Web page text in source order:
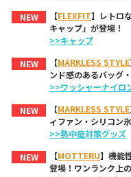
NEW
【FLEXFIT】レトロ
キャップ」が登場！
>>キャップ
NEW
【MARKLESS STYLE
ンド感のあるバッグ
>>ワッシャーナイロ
NEW
【MARKLESS STYLE
ィファン・シリコン
>>熱中症対策グッズ
NEW
【MOTTERU】機能
登場！ワンランク上